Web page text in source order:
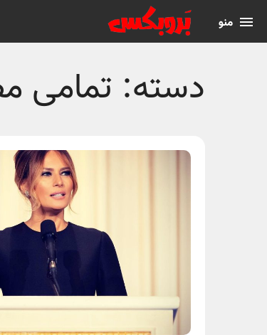
منو
دسته: تمامی